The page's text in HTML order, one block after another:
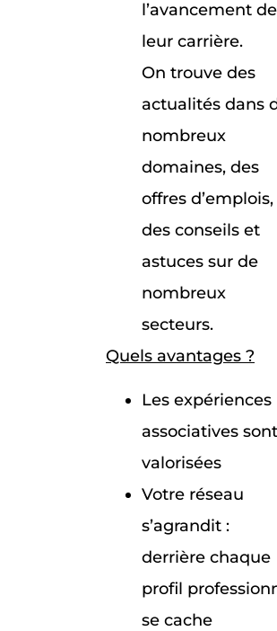
l’avancement de
leur carrière.
On trouve des
actualités dans
nombreux
domaines, des
offres d’emplois,
des conseils et
astuces sur de
nombreux
secteurs.
Quels avantages ?
Les expériences
associatives sont
valorisées
Votre réseau
s’agrandit :
derrière chaque
profil
se cache